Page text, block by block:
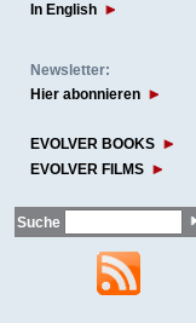
In English
Newsletter:
Hier abonnieren
EVOLVER BOOKS
EVOLVER FILMS
Suche